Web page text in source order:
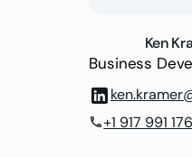
Ken
Business
phone+1 917 991